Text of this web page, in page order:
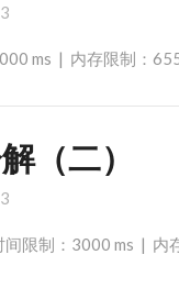
ms | 内存限制：
（二）
间限制：3000 ms |